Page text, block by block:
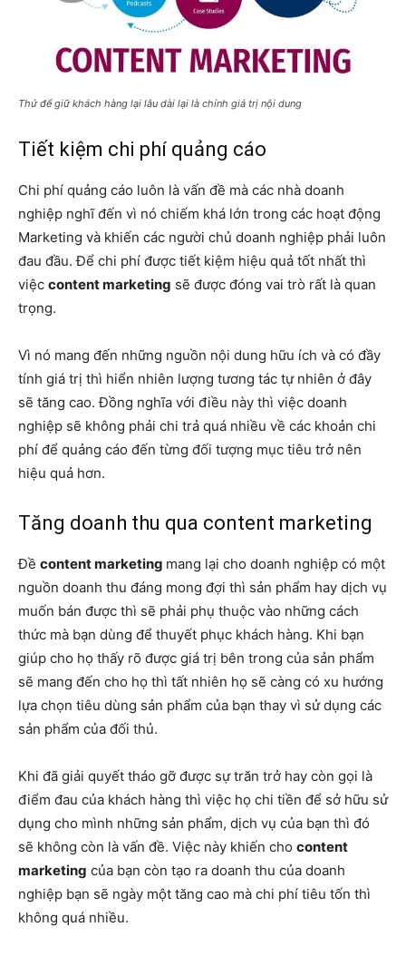
Thứ để giữ khách hàng lại lâu dài lại là chính giá trị nội dung
Tiết kiệm chi phí quảng cáo
Chi phí quảng cáo luôn là vấn đề mà các nhà doanh
nghiệp nghĩ đến vì nó chiếm khá lớn trong các hoạt động
Marketing và khiến các người chủ doanh nghiệp phải luôn
đau đầu. Để chi phí được tiết kiệm hiệu quả tốt nhất thì
việc content marketing sẽ được đóng vai trò rất là quan
trọng.
Vì nó mang đến những nguồn nội dung hữu ích và có đầy
tính giá trị thì hiển nhiên lượng tương tác tự nhiên ở đây
sẽ tăng cao. Đồng nghĩa với điều này thì việc doanh
nghiệp sẽ không phải chi trả quá nhiều về các khoản chi
phí để quảng cáo đến từng đối tượng mục tiêu trở nên
hiệu quả hơn.
Tăng doanh thu qua content marketing
Đề content marketing mang lại cho doanh nghiệp có một
nguồn doanh thu đáng mong đợi thì sản phẩm hay dịch vụ
muốn bán được thì sẽ phải phụ thuộc vào những cách
thức mà bạn dùng để thuyết phục khách hàng. Khi bạn
giúp cho họ thấy rõ được giá trị bên trong của sản phẩm
sẽ mang đến cho họ thì tất nhiên họ sẽ càng có xu hướng
lựa chọn tiêu dùng sản phẩm của bạn thay vì sử dụng các
sản phẩm của đối thủ.
Khi đã giải quyết tháo gỡ được sự trăn trở hay còn gọi là
điểm đau của khách hàng thì việc họ chi tiền để sở hữu sử
dụng cho mình những sản phẩm, dịch vụ của bạn thì đó
sẽ không còn là vấn đề. Việc này khiến cho content
marketing của bạn còn tạo ra doanh thu của doanh
nghiệp bạn sẽ ngày một tăng cao mà chi phí tiêu tốn thì
không quá nhiều.